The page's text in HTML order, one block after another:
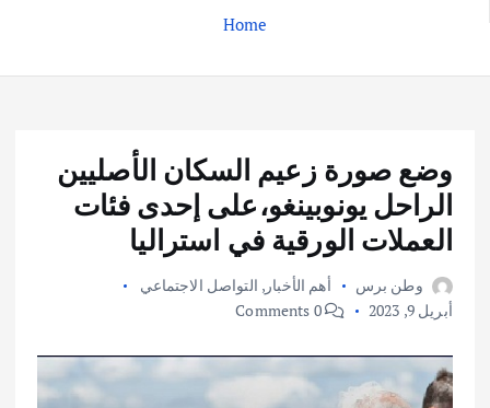
Home
وضع صورة زعيم السكان الأصليين
الراحل يونوبينغو،على إحدى فئات
العملات الورقية في استراليا
وطن برس أهم الأخبار , التواصل الاجتماعي
أبريل 9, 2023
0 Comments